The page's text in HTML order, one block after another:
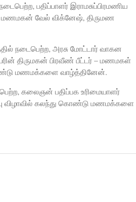
பதிப்பாளர் இராமசுப்பிரமணிய
– மணமகன் வேல் விக்னேஷ், திருமண
நடைபெற்ற, அரசு மோட்டார் வாகன
திருமகன் பிரவீண் பீட்டர் – மணமகள்
மணமக்களை வாழ்த்தினேன்.
கலைஞன் பதிப்பக உரிமையாளர்
விழாவில் கலந்து கொண்டு மணமக்களை